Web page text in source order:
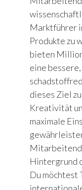
Marktführer
Produkte zu
bieten
eine
dieses Ziel
Kreativität
maximale
Hintergrund
Du möchtest